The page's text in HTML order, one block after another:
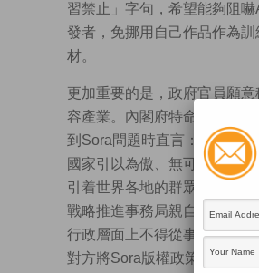
習禁止」字句，希望能夠阻嚇
發者，免挪用自己作品作為訓
材。
更加重要的是，政府官員願意
容產業。內閣府特命擔當大臣
到Sora問題時直言：「動畫
國家引以為傲、無可取代的
引着世界各地的群眾。」內閣
戰略推進事務局親自出面，要
行政層面上不得從事侵權，
對方將Sora版權政策，從「選